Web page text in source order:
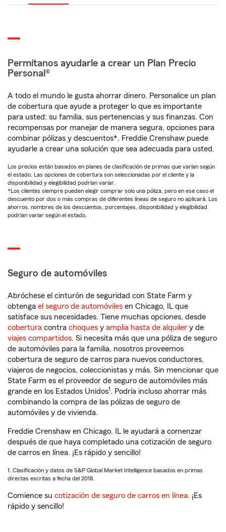
Permítanos ayudarle a crear un Plan Precio
Personal®
A todo el mundo le gusta ahorrar dinero. Personalice un plan
de cobertura que ayude a proteger lo que es importante
para usted: su familia, sus pertenencias y sus finanzas. Con
recompensas por manejar de manera segura, opciones para
combinar pólizas y descuentos*, Freddie Crenshaw puede
ayudarle a crear una solución que sea adecuada para usted.
Los precios están basados en planes de clasificación de primas que varían según
el estado. Las opciones de cobertura son seleccionadas por el cliente y la
disponibilidad y elegibilidad podrían variar.
*Los clientes siempre pueden elegir comprar solo una póliza, pero en ese caso el
descuento por dos o más compras de diferentes líneas de seguro no aplicará. Los
ahorros, nombres de los descuentos, porcentajes, disponibilidad y elegibilidad
podrían variar según el estado.
Seguro de automóviles
Abróchese el cinturón de seguridad con State Farm y
obtenga el seguro de automóviles en Chicago, IL que
satisface sus necesidades. Tiene muchas opciones, desde
cobertura contra choques y amplia hasta de alquiler y de
viajes compartidos. Si necesita más que una póliza de seguro
de automóviles para la familia, nosotros proveemos
cobertura de seguro de carros para nuevos conductores,
viajeros de negocios, coleccionistas y más. Sin mencionar que
State Farm es el proveedor de seguro de automóviles más
grande en los Estados Unidos1. Podría incluso ahorrar más
combinando la compra de las pólizas de seguro de
automóviles y de vivienda.
Freddie Crenshaw en Chicago, IL le ayudará a comenzar
después de que haya completado una cotización de seguro
de carros en línea. ¡Es rápido y sencillo!
1. Clasificación y datos de S&P Global Market Intelligence basados en primas
directas escritas a fecha del 2018.
Comience su cotización de seguro de carros en línea. ¡Es
rápido y sencillo!